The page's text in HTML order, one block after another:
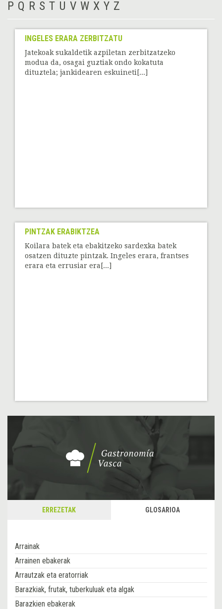
P Q R S T U V W X Y Z
INGELES ERARA ZERBITZATU
Jatekoak sukaldetik azpiletan zerbitzatzeko
modua da, osagai guztiak ondo kokatuta
dituztela; jankidearen eskuineti[...]
PINTZAK ERABIKTZEA
Koilara batek eta ebakitzeko sardexka batek
osatzen dituzte pintzak. Ingeles erara, frantses
erara eta errusiar era[...]
ERREZETAK GLOSARIOA
Arrainak
Arrainen ebakerak
Arrautzak eta eratorriak
Barazkiak, frutak, tuberkuluak eta algak
Barazkien ebakerak